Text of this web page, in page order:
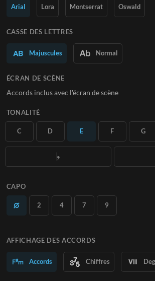
En savoir plus
Arial Lora Montserrat Oswald
CASSE DES LETTRES
Majuscules Normal
ÉCRAN DE SCÈNE
Accords inclus avec l'écran de scène
TONALITÉ
C D E F G
CAPO
2 4 7 9
AFFICHAGE DES ACCORDS
Accords Chiffres